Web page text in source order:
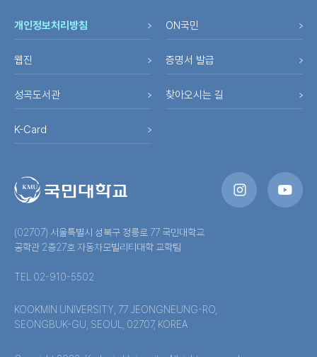
(02707) 서울특별시 성북구 정릉로 77 국민대학교
공학관 2층27호 자동차모빌리티대학 교학팀
TEL 02-910-5502
KOOKMIN UNIVERSITY, 77 JEONGNEUNG-RO,
SEONGBUK-GU, SEOUL, 02707, KOREA
개인정보처리방침 ON국민
웹진 증명서 발급
성곡도서관 찾아오시는 길
K-Card